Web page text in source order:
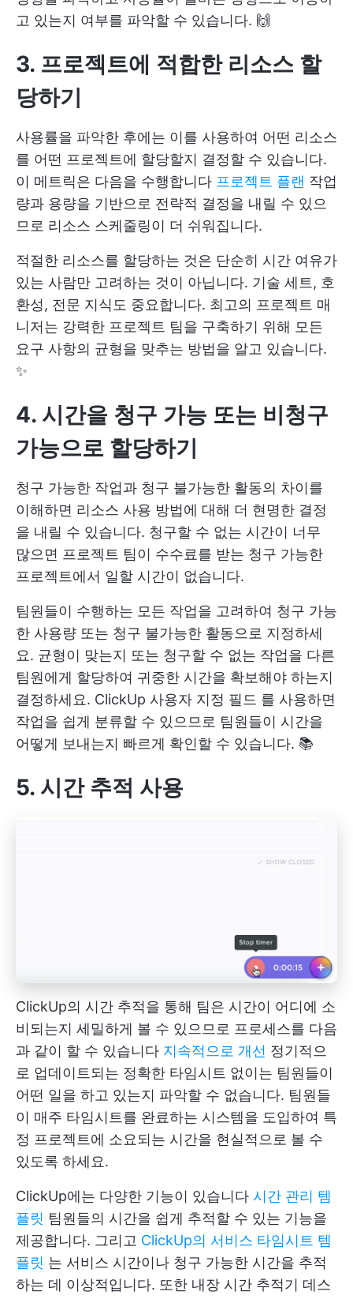
고 있는지 여부를 파악할 수 있습니다. 🙌
3. 프로젝트에 적합한 리소스 할
당하기
사용률을 파악한 후에는 이를 사용하여 어떤 리소스
를 어떤 프로젝트에 할당할지 결정할 수 있습니다.
이 메트릭은 다음을 수행합니다 프로젝트 플랜 작업
량과 용량을 기반으로 전략적 결정을 내릴 수 있으
므로 리소스 스케줄링이 더 쉬워집니다.
적절한 리소스를 할당하는 것은 단순히 시간 여유가
있는 사람만 고려하는 것이 아닙니다. 기술 세트, 호
환성, 전문 지식도 중요합니다. 최고의 프로젝트 매
니저는 강력한 프로젝트 팀을 구축하기 위해 모든
요구 사항의 균형을 맞추는 방법을 알고 있습니다.
✨
4. 시간을 청구 가능 또는 비청구
가능으로 할당하기
청구 가능한 작업과 청구 불가능한 활동의 차이를
이해하면 리소스 사용 방법에 대해 더 현명한 결정
을 내릴 수 있습니다. 청구할 수 없는 시간이 너무
많으면 프로젝트 팀이 수수료를 받는 청구 가능한
프로젝트에서 일할 시간이 없습니다.
팀원들이 수행하는 모든 작업을 고려하여 청구 가능
한 사용량 또는 청구 불가능한 활동으로 지정하세
요. 균형이 맞는지 또는 청구할 수 없는 작업을 다른
팀원에게 할당하여 귀중한 시간을 확보해야 하는지
결정하세요. ClickUp 사용자 지정 필드 를 사용하면
작업을 쉽게 분류할 수 있으므로 팀원들이 시간을
어떻게 보내는지 빠르게 확인할 수 있습니다. 📚
5. 시간 추적 사용
ClickUp의 시간 추적을 통해 팀은 시간이 어디에 소
비되는지 세밀하게 볼 수 있으므로 프로세스를 다음
과 같이 할 수 있습니다 지속적으로 개선 정기적으
로 업데이트되는 정확한 타임시트 없이는 팀원들이
어떤 일을 하고 있는지 파악할 수 없습니다. 팀원들
이 매주 타임시트를 완료하는 시스템을 도입하여 특
정 프로젝트에 소요되는 시간을 현실적으로 볼 수
있도록 하세요.
ClickUp에는 다양한 기능이 있습니다 시간 관리 템
플릿 팀원들의 시간을 쉽게 추적할 수 있는 기능을
제공합니다. 그리고 ClickUp의 서비스 타임시트 템
플릿 는 서비스 시간이나 청구 가능한 시간을 추적
하는 데 이상적입니다. 또한 내장 시간 추적기 데스